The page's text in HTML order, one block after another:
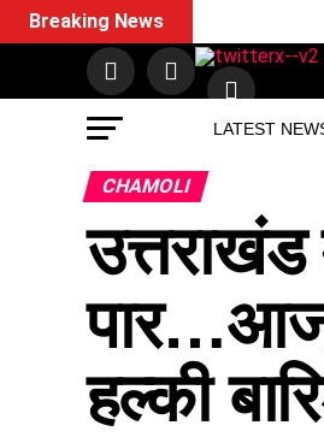
LATEST
Breaking News
CHAMOLI
पार…आज
हल्की